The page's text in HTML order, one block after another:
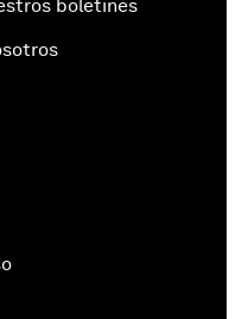
boletines